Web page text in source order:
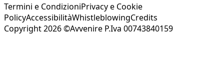
Termini e CondizioniPrivacy e Cookie
PolicyAccessibilitàWhistleblowingCredits
Copyright 2026 ©Avvenire P.Iva 00743840159